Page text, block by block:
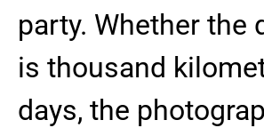
party. Whether the
is thousand
days, the